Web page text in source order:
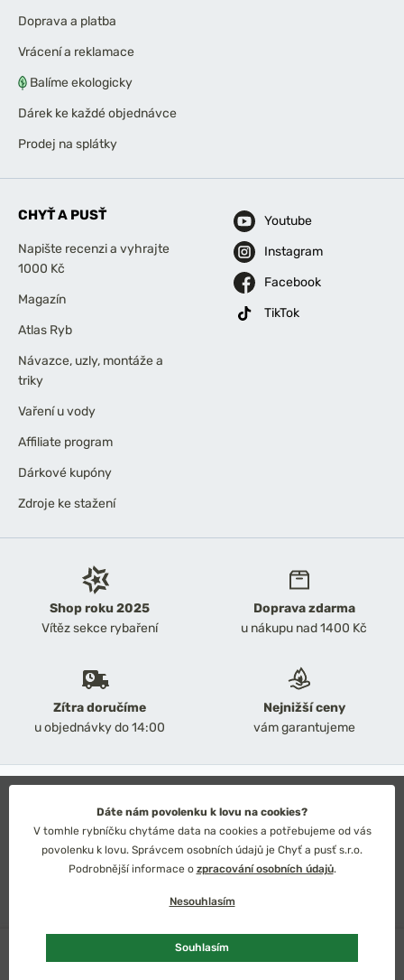
od 213 Kč
Vybrat variantu
Shop roku 2025
Vítěz sekce rybaření
Doprava zdarma
u nákupu nad 1400 Kč
Zítra doručíme
u objednávky do 14:00
Nejnižší ceny
vám garantujeme
Doprava a platba
Vrácení a reklamace
Balíme ekologicky
Dárek ke každé objednávce
Prodej na splátky
CHYŤ A PUSŤ
Napište recenzi a vyhrajte
1000 Kč
Magazín
Atlas Ryb
Návazce, uzly, montáže a
triky
Vaření u vody
Affiliate program
Dárkové kupóny
Zdroje ke stažení
Youtube
Instagram
Facebook
TikTok
Obchodní podmínky
Ochrana osobních údajů
Technické řešení: Simplia s.r.o.
Strategický design: Petr Široký
Dáte nám povolenku k lovu na cookies?
V tomhle rybníčku chytáme data na cookies a potřebujeme od vás
povolenku k lovu. Správcem osobních údajů je Chyť a pusť s.r.o.
Podrobnější informace o zpracování osobních údajů.
Nesouhlasím
Souhlasím